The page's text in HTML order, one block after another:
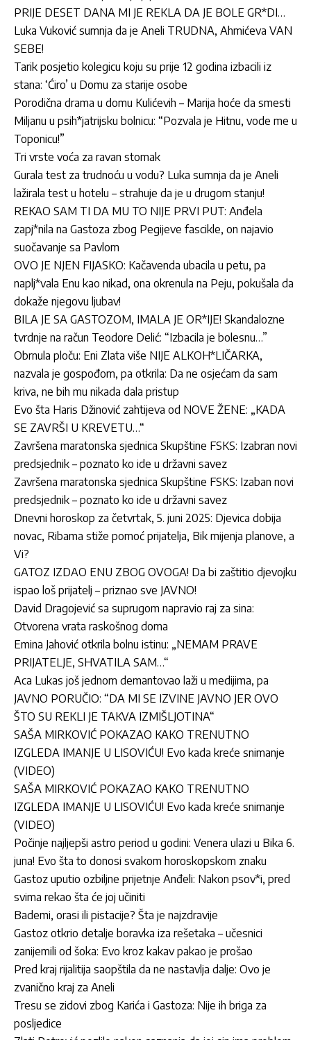
PRIJE DESET DANA MI JE REKLA DA JE BOLE GR*DI…
Luka Vuković sumnja da je Aneli TRUDNA, Ahmićeva VAN
SEBE!
Tarik posjetio kolegicu koju su prije 12 godina izbacili iz
stana: ‘Ćiro’ u Domu za starije osobe
Porodična drama u domu Kulićevih – Marija hoće da smesti
Miljanu u psih*jatrijsku bolnicu: “Pozvala je Hitnu, vode me u
Toponicu!”
Tri vrste voća za ravan stomak
Gurala test za trudnoću u vodu? Luka sumnja da je Aneli
lažirala test u hotelu – strahuje da je u drugom stanju!
REKAO SAM TI DA MU TO NIJE PRVI PUT: Anđela
zapj*nila na Gastoza zbog Pegijeve fascikle, on najavio
suočavanje sa Pavlom
OVO JE NJEN FIJASKO: Kačavenda ubacila u petu, pa
naplj*vala Enu kao nikad, ona okrenula na Peju, pokušala da
dokaže njegovu ljubav!
BILA JE SA GASTOZOM, IMALA JE OR*IJE! Skandalozne
tvrdnje na račun Teodore Delić: “Izbacila je bolesnu…”
Obrnula ploču: Eni Zlata više NIJE ALKOH*LIČARKA,
nazvala je gospođom, pa otkrila: Da ne osjećam da sam
kriva, ne bih mu nikada dala pristup
Evo šta Haris Džinović zahtijeva od NOVE ŽENE: „KADA
SE ZAVRŠI U KREVETU…“
Završena maratonska sjednica Skupštine FSKS: Izabran novi
predsjednik – poznato ko ide u državni savez
Završena maratonska sjednica Skupštine FSKS: Izaban novi
predsjednik – poznato ko ide u državni savez
Dnevni horoskop za četvrtak, 5. juni 2025: Djevica dobija
novac, Ribama stiže pomoć prijatelja, Bik mijenja planove, a
Vi?
GATOZ IZDAO ENU ZBOG OVOGA! Da bi zaštitio djevojku
ispao loš prijatelj – priznao sve JAVNO!
David Dragojević sa suprugom napravio raj za sina:
Otvorena vrata raskošnog doma
Emina Jahović otkrila bolnu istinu: „NEMAM PRAVE
PRIJATELJE, SHVATILA SAM…“
Aca Lukas još jednom demantovao laži u medijima, pa
JAVNO PORUČIO: “DA MI SE IZVINE JAVNO JER OVO
ŠTO SU REKLI JE TAKVA IZMIŠLJOTINA“
SAŠA MIRKOVIĆ POKAZAO KAKO TRENUTNO
IZGLEDA IMANJE U LISOVIĆU! Evo kada kreće snimanje
(VIDEO)
SAŠA MIRKOVIĆ POKAZAO KAKO TRENUTNO
IZGLEDA IMANJE U LISOVIĆU! Evo kada kreće snimanje
(VIDEO)
Počinje najljepši astro period u godini: Venera ulazi u Bika 6.
juna! Evo šta to donosi svakom horoskopskom znaku
Gastoz uputio ozbiljne prijetnje Anđeli: Nakon psov*i, pred
svima rekao šta će joj učiniti
Bademi, orasi ili pistacije? Šta je najzdravije
Gastoz otkrio detalje boravka iza rešetaka – učesnici
zanijemili od šoka: Evo kroz kakav pakao je prošao
Pred kraj rijalitija saopštila da ne nastavlja dalje: Ovo je
zvanično kraj za Aneli
Tresu se zidovi zbog Karića i Gastoza: Nije ih briga za
posljedice